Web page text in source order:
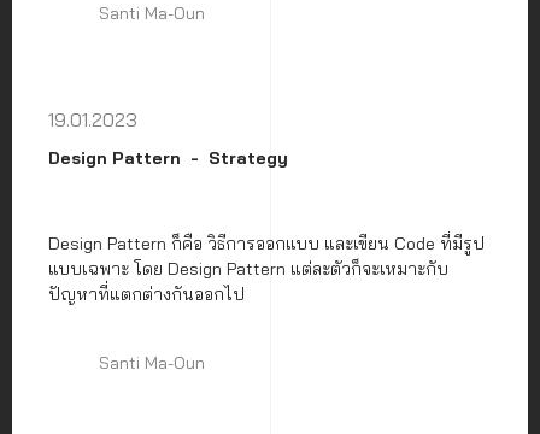
Santi Ma-Oun
19.01.2023
Design Pattern Strategy
Design Pattern ก็คือ วิธีการออกแบบ และเขียน Code ที่มีรูป
แบบเฉพาะ โดย Design Pattern แต่ละตัวก็จะเหมาะกับ
ปัญหาที่แตกต่างกันออกไป
Santi Ma-Oun